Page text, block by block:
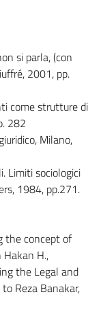
si parla, (con
2001, pp.
come strutture di
282
Milano,
Limiti sociologici
1984, pp.271.
the concept of
H.,
the Legal and
Reza Banakar,